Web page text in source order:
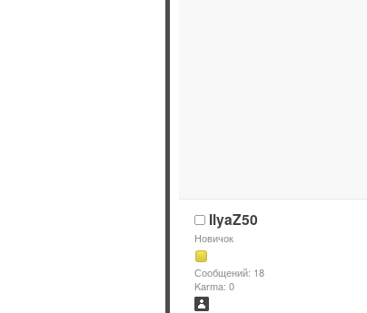
IlyaZ50
Новичок
Сообщений: 18
Karma: 0